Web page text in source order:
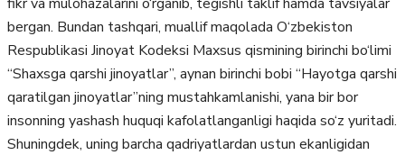
bergan. Bundan tashqari, muallif maqolada O‘zbekiston
Respublikasi Jinoyat Kodeksi Maxsus qismining birinchi bo‘limi
“Shaxsga qarshi jinoyatlar”, aynan birinchi bobi “Hayotga qarshi
qaratilgan jinoyatlar”ning mustahkamlanishi, yana bir bor
insonning yashash huquqi kafolatlanganligi haqida so‘z yuritadi.
Shuningdek, uning barcha qadriyatlardan ustun ekanligidan